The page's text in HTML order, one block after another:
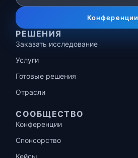
Конференции
РЕШЕНИЯ
Заказать исследование
Услуги
Готовые решения
Отрасли
СООБЩЕСТВО
Конференции
Спонсорство